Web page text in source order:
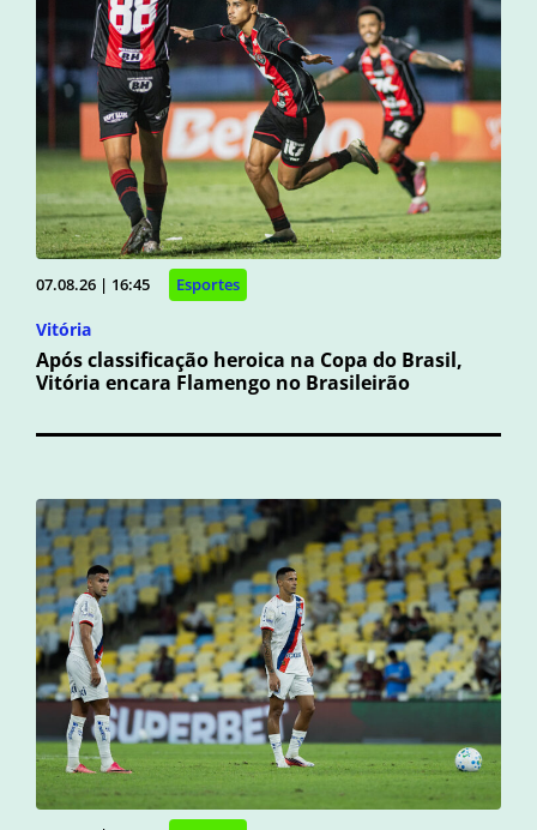
07.08.26 | 16:45 Esportes
Vitória
Após classificação heroica na Copa do Brasil,
Vitória encara Flamengo no Brasileirão